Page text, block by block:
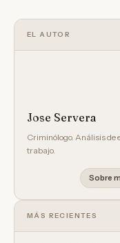
EL AUTOR
Jose Servera
Criminólogo. Análisis de
trabajo.
Sobre
MÁS RECIENTES